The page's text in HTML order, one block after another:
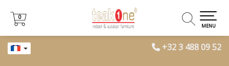
+32 3 488 09 52
0
0
MENU